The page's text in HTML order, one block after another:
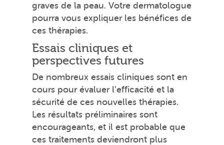
graves de la peau. Votre dermatologue
pourra vous expliquer les bénéfices de
ces thérapies.
Essais cliniques et
perspectives futures
De nombreux essais cliniques sont en
cours pour évaluer l’efficacité et la
sécurité de ces nouvelles thérapies.
Les résultats préliminaires sont
encourageants, et il est probable que
ces traitements deviendront plus